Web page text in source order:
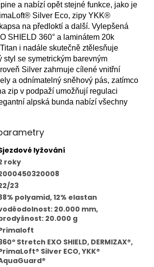
a nabízí opět stejné funkce, jako je
Silver Eco, zipy YKK®
na předloktí a další. Vylepšená
SHIELD 360° a laminátem 20k
i nadále skutečně ztělesňuje
styl se symetrickým barevným
Silver zahrnuje cílené vnitřní
a odnímatelný sněhový pás, zatímco
zip v podpaží umožňují regulaci
alpská bunda nabízí všechny
lyžování
roky
23
polyamid, 12% elastan
20.000 mm,
20.000 g
Stretch EXO SHIELD, DERMIZAX®,
Silver ECO, YKK®